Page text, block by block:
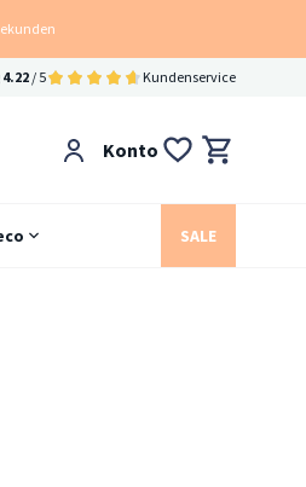
4.22 / 5 Kundenservice
Konto
SALE